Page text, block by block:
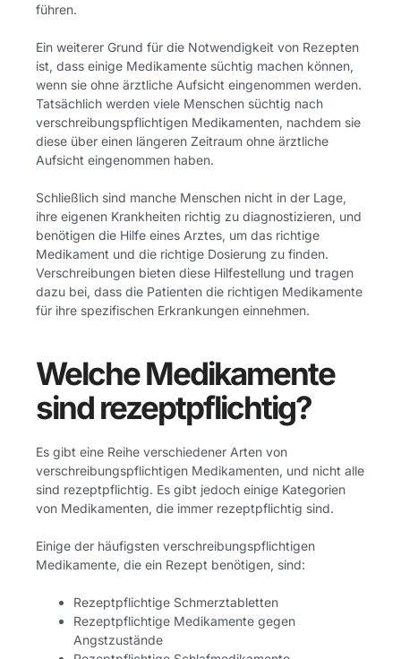
führen.
Ein weiterer Grund für die Notwendigkeit von Rezepten
ist, dass einige Medikamente süchtig machen können,
wenn sie ohne ärztliche Aufsicht eingenommen werden.
Tatsächlich werden viele Menschen süchtig nach
verschreibungspflichtigen Medikamenten, nachdem sie
diese über einen längeren Zeitraum ohne ärztliche
Aufsicht eingenommen haben.
Schließlich sind manche Menschen nicht in der Lage,
ihre eigenen Krankheiten richtig zu diagnostizieren, und
benötigen die Hilfe eines Arztes, um das richtige
Medikament und die richtige Dosierung zu finden.
Verschreibungen bieten diese Hilfestellung und tragen
dazu bei, dass die Patienten die richtigen Medikamente
für ihre spezifischen Erkrankungen einnehmen.
Welche Medikamente
sind rezeptpflichtig?
Es gibt eine Reihe verschiedener Arten von
verschreibungspflichtigen Medikamenten, und nicht alle
sind rezeptpflichtig. Es gibt jedoch einige Kategorien
von Medikamenten, die immer rezeptpflichtig sind.
Einige der häufigsten verschreibungspflichtigen
Medikamente, die ein Rezept benötigen, sind:
Rezeptpflichtige Schmerztabletten
Rezeptpflichtige Medikamente gegen
Angstzustände